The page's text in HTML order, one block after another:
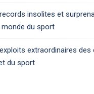
insolites et
du sport
extraordinaires des
du sport